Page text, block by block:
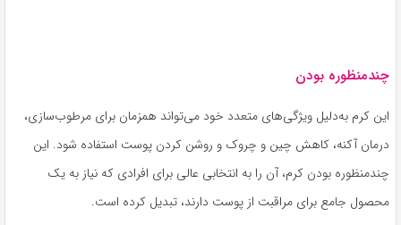
چندمنظوره بودن
این کرم به‌دلیل ویژگی‌های متعدد خود می‌تواند همزمان برای مرطوب‌سازی،
درمان آکنه، کاهش چین و چروک و روشن کردن پوست استفاده شود. این
چندمنظوره بودن کرم، آن را به انتخابی عالی برای افرادی که نیاز به یک
محصول جامع برای مراقبت از پوست دارند، تبدیل کرده است.